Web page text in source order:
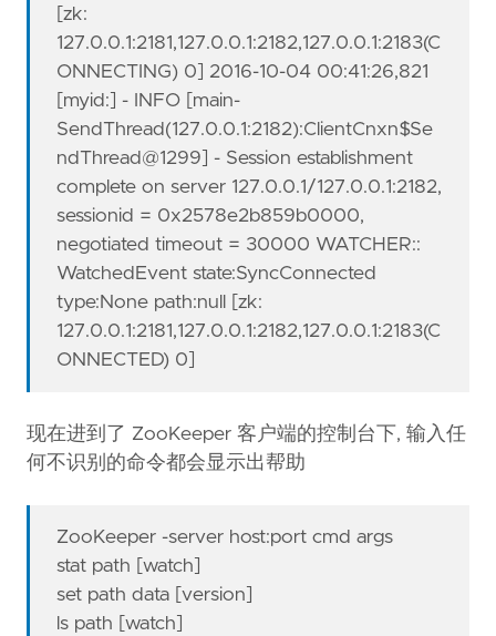
[zk:
127.0.0.1:2181,127.0.0.1:2182,127.0.0.1:2183(C
ONNECTING) 0] 2016-10-04 00:41:26,821
[myid:] - INFO [main-
SendThread(127.0.0.1:2182):ClientCnxn$Se
ndThread@1299] - Session establishment
complete on server 127.0.0.1/127.0.0.1:2182,
sessionid = 0x2578e2b859b0000,
negotiated timeout = 30000 WATCHER::
WatchedEvent state:SyncConnected
type:None path:null [zk:
127.0.0.1:2181,127.0.0.1:2182,127.0.0.1:2183(C
ONNECTED) 0]
现在进到了 ZooKeeper 客户端的控制台下, 输入任
何不识别的命令都会显示出帮助
ZooKeeper -server host:port cmd args
stat path [watch]
set path data [version]
ls path [watch]